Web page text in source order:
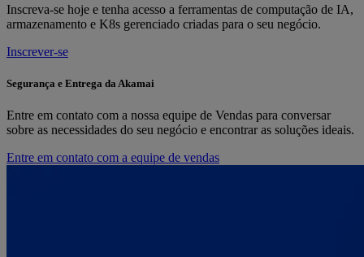
Inscreva-se hoje e tenha acesso a ferramentas de computação de IA,
armazenamento e K8s gerenciado criadas para o seu negócio.
Inscrever-se
Segurança e Entrega da Akamai
Entre em contato com a nossa equipe de Vendas para conversar
sobre as necessidades do seu negócio e encontrar as soluções ideais.
Entre em contato com a equipe de vendas